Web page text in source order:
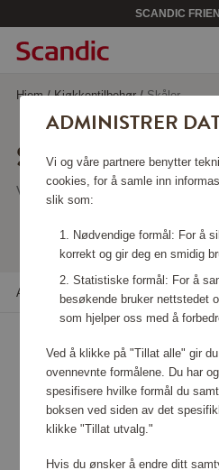
SCANDIC
Hjem/Kjøkkentilbehør/Skåler
SKÅLER
Viser 19 produkter
Alle filtre
ADMINISTRER
Vi og våre partnere benytter
cookies, for å samle inn
slik som:
Nødvendige formål: For å
korrekt og gir deg en smidig
Statistiske formål: For å
besøkende bruker nettstedet
som hjelper oss med å
Ved å klikke på "Tillat alle" gir
ovennevnte formålene. Du har
spesifisere hvilke formål du
boksen ved siden av det
klikke "Tillat utvalg."
Hvis du ønsker å endre ditt